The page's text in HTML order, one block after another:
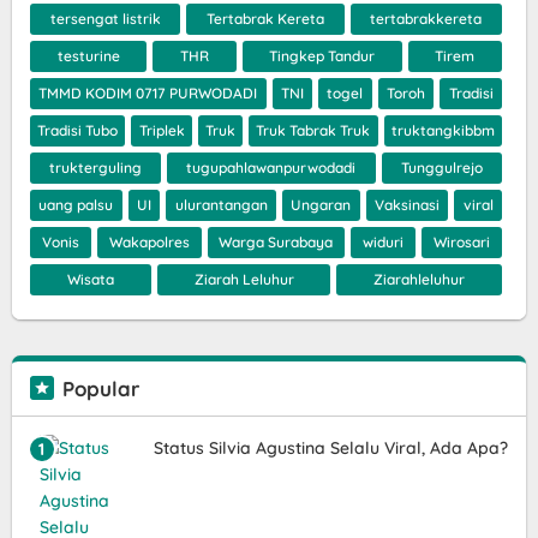
tersengat listrik Tertabrak Kereta tertabrakkereta
testurine THR Tingkep Tandur Tirem
TMMD KODIM 0717 PURWODADI TNI togel Toroh Tradisi
Tradisi Tubo Triplek Truk Truk Tabrak Truk truktangkibbm
trukterguling tugupahlawanpurwodadi Tunggulrejo
uang palsu UI ulurantangan Ungaran Vaksinasi viral
Vonis Wakapolres Warga Surabaya widuri Wirosari
Wisata Ziarah Leluhur Ziarahleluhur
Popular
Status Silvia Agustina Selalu Viral, Ada Apa?